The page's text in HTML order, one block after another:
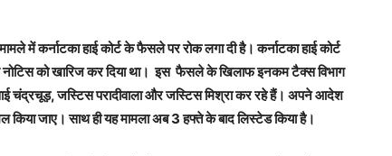
में कर्नाटका हाई कोर्ट के फैसले पर रोक लगा दी है। कर्नाटका हाई कोर्ट
को खारिज कर दिया था। इस फैसले के खिलाफ इनकम टैक्स विभाग
चंद्रचूड़, जस्टिस परादीवाला और जस्टिस मिश्रा कर रहे हैं। अपने आदेश
किया जाए। साथ ही यह मामला अब 3 हफ्ते के बाद लिस्टेड किया है।